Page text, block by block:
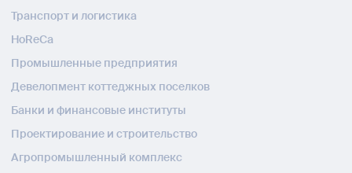
Транспорт и логистика
HoReCa
Промышленные предприятия
Девелопмент коттеджных поселков
Банки и финансовые институты
Проектирование и строительство
Агропромышленный комплекс